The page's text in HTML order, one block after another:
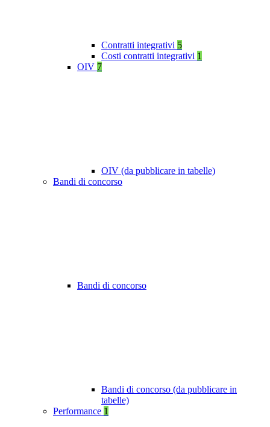
Contratti integrativi 5
Costi contratti integrativi 1
OIV 7
OIV (da pubblicare in tabelle)
Bandi di concorso
Bandi di concorso
Bandi di concorso (da pubblicare in
tabelle)
Performance 1